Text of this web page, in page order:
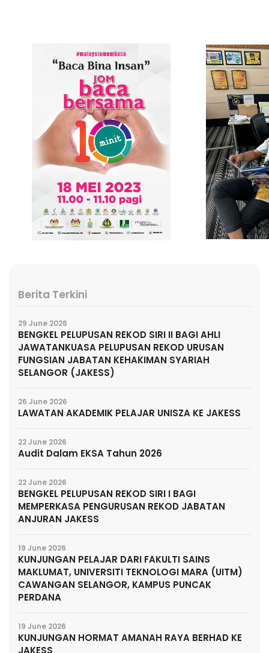
Berita Terkini
29 June 2026
BENGKEL PELUPUSAN REKOD SIRI II BAGI AHLI
JAWATANKUASA PELUPUSAN REKOD URUSAN
FUNGSIAN JABATAN KEHAKIMAN SYARIAH
SELANGOR (JAKESS)
26 June 2026
LAWATAN AKADEMIK PELAJAR UNISZA KE JAKESS
22 June 2026
Audit Dalam EKSA Tahun 2026
22 June 2026
BENGKEL PELUPUSAN REKOD SIRI I BAGI
MEMPERKASA PENGURUSAN REKOD JABATAN
ANJURAN JAKESS
19 June 2026
KUNJUNGAN PELAJAR DARI FAKULTI SAINS
MAKLUMAT, UNIVERSITI TEKNOLOGI MARA (UITM)
CAWANGAN SELANGOR, KAMPUS PUNCAK
PERDANA
19 June 2026
KUNJUNGAN HORMAT AMANAH RAYA BERHAD KE
JAKESS